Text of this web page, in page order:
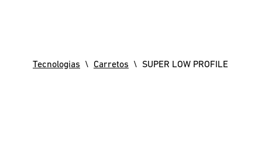
Tecnologias \ Carretos \ SUPER LOW PROFILE